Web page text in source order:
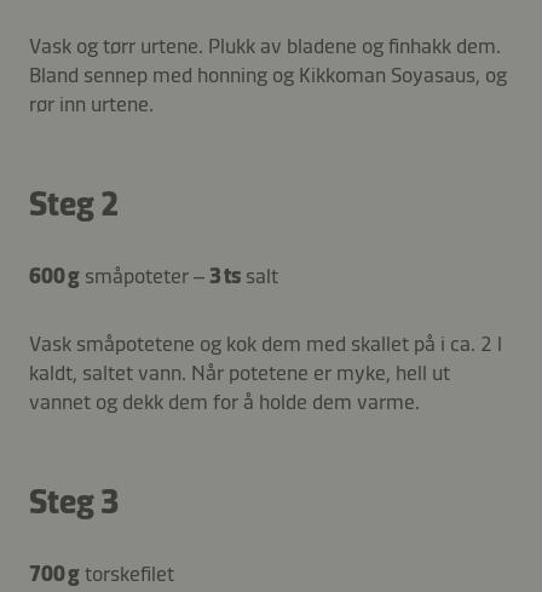
Vask og tørr urtene. Plukk av bladene og finhakk dem.
Bland sennep med honning og Kikkoman Soyasaus, og
rør inn urtene.
Steg 2
600 g småpoteter – 3 ts salt
Vask småpotetene og kok dem med skallet på i ca. 2 l
kaldt, saltet vann. Når potetene er myke, hell ut
vannet og dekk dem for å holde dem varme.
Steg 3
700 gtorskefilet